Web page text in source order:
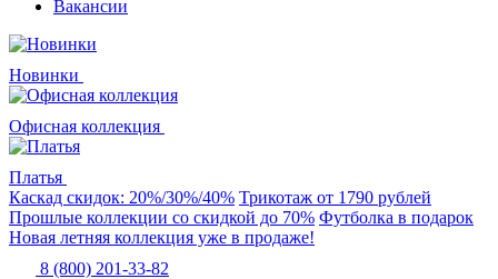
Вакансии
Новинки
Офисная коллекция
Платья
Каскад скидок: 20%/30%/40% Трикотаж от 1790 рублей
Прошлые коллекции со скидкой до 70% Футболка в подарок
Новая летняя коллекция уже в продаже!
8 (800) 201-33-82